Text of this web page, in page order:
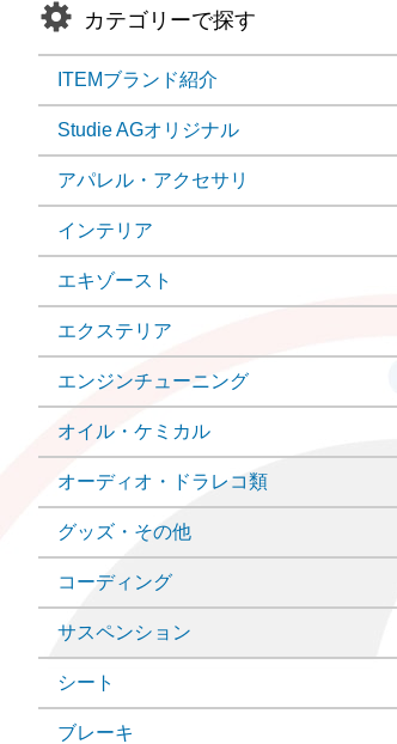
カテゴリーで探す
ITEMブランド紹介
Studie AGオリジナル
アパレル・アクセサリ
インテリア
エキゾースト
エクステリア
エンジンチューニング
オイル・ケミカル
オーディオ・ドラレコ類
グッズ・その他
コーディング
サスペンション
シート
ブレーキ